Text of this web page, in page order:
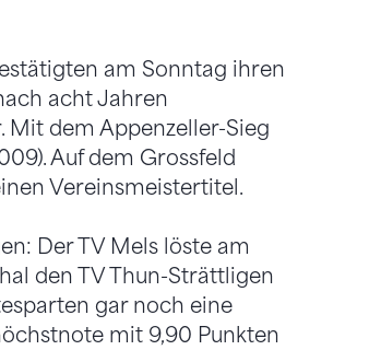
am Sonntag ihren
acht Jahren
Mit dem Appenzeller-Sieg
Auf dem Grossfeld
Vereinsmeistertitel.
Der TV Mels löste am
den TV Thun-Strättligen
gar noch eine
mit 9,90 Punkten